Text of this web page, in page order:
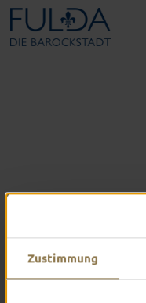
Zustimmung